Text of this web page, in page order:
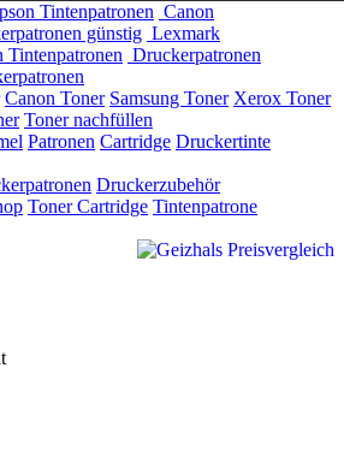
Tintenpatronen Canon
günstig Lexmark
Tintenpatronen Druckerpatronen
Canon Toner Samsung Toner Xerox Toner
Toner nachfüllen
Patronen Cartridge Druckertinte
Druckerzubehör
Toner Cartridge Tintenpatrone